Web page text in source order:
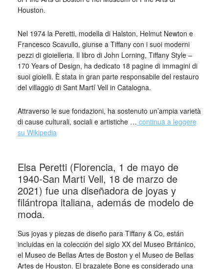
Houston.
Nel 1974 la Peretti, modella di Halston, Helmut Newton e
Francesco Scavullo, giunse a Tiffany con i suoi moderni
pezzi di gioielleria. Il libro di John Lorning, Tiffany Style –
170 Years of Design, ha dedicato 18 pagine di immagini di
suoi gioielli. È stata in gran parte responsabile del restauro
del villaggio di Sant Martí Vell in Catalogna.
Attraverso le sue fondazioni, ha sostenuto un’ampia varietà
di cause culturali, sociali e artistiche … continua a leggere
su Wikipedia
Elsa Peretti (Florencia, 1 de mayo de
1940-San Marti Vell, 18 de marzo de
2021)​ fue una diseñadora de joyas y
filántropa italiana, además de modelo de
moda.
Sus joyas y piezas de diseño para Tiffany & Co, están
incluidas en la colección del siglo XX del Museo Británico,
el Museo de Bellas Artes de Boston y el Museo de Bellas
Artes de Houston. El brazalete Bone es considerado una